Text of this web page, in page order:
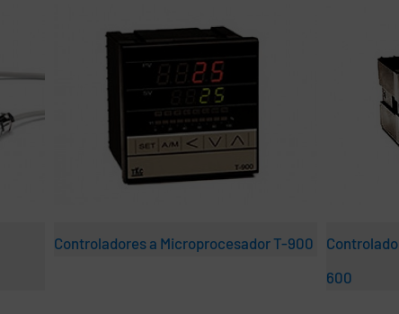
Controladores a Microprocesador T-900
600